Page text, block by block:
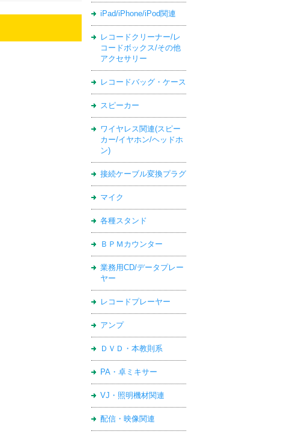
iPad/iPhone/iPod関連
レコードクリーナー/レ
コードボックス/その他
アクセサリー
レコードバッグ・ケース
スピーカー
ワイヤレス関連(スピー
カー/イヤホン/ヘッドホ
ン)
接続ケーブル変換プラグ
マイク
各種スタンド
ＢＰＭカウンター
業務用CD/データプレー
ヤー
レコードプレーヤー
アンプ
ＤＶＤ・本教則系
PA・卓ミキサー
VJ・照明機材関連
配信・映像関連